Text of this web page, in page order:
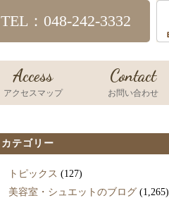
TEL：048-242-3332
Access
アクセスマップ
Contact
お問い合わせ
カテゴリー
トピックス (127)
美容室・シュエットのブログ (1,265)